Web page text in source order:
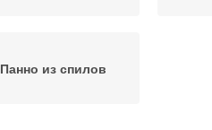
Панно из спилов